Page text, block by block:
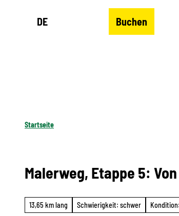
DE Buchen
Startseite
Malerweg, Etappe 5:
13,65 km lang Schwierigkeit: schwer